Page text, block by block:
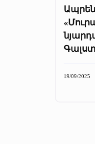
19/09/2025